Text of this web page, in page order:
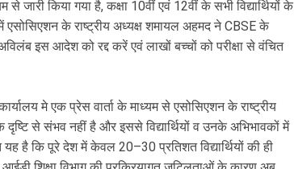
किया गया है, कक्षा 10वीं एवं 12वीं के सभी विद्यार्थियों के
एसोसिएशन के राष्ट्रीय अध्यक्ष शमायल अहमद ने CBSE के
इस आदेश को रद्द करें एवं लाखों बच्चों को परीक्षा से वंचित
मे एक प्रेस वार्ता के माध्यम से एसोसिएशन के राष्ट्रीय
से संभव नहीं है और इससे विद्यार्थियों व उनके अभिभावकों में
है कि पूरे देश में केवल 20–30 प्रतिशत विद्यार्थियों की ही